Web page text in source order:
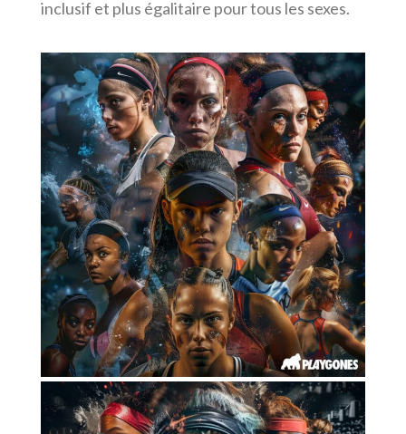
inclusif et plus égalitaire pour tous les sexes.